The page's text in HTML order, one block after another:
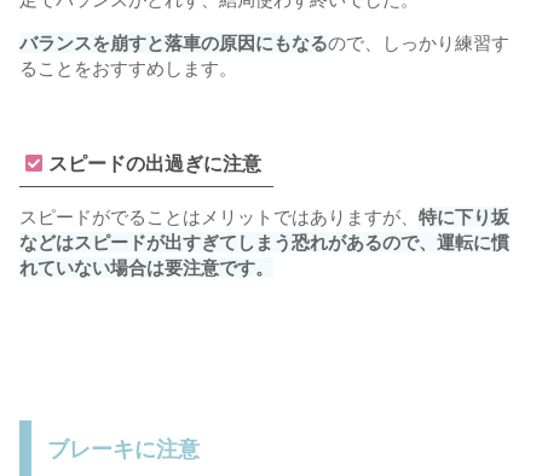
バランスを崩すと落車の原因にもなるので、しっかり練習す
ることをおすすめします。
スピードの出過ぎに注意
スピードがでることはメリットではありますが、 特に下り坂
などはスピードが出すぎてしまう恐れがあるので、運転に慣
れていない場合は要注意です。
ブレーキに注意